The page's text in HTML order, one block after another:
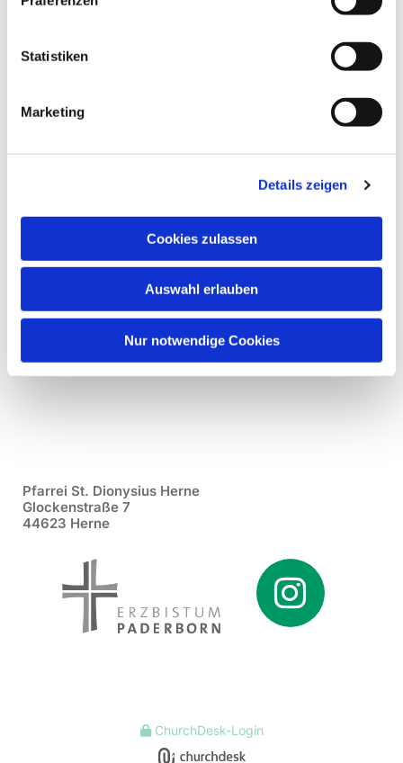
Statistiken
Marketing
Details zeigen
Cookies zulassen
Auswahl erlauben
Nur notwendige Cookies
Pfarrei St. Dionysius Herne
Glockenstraße 7
44623 Herne
ChurchDesk-Login